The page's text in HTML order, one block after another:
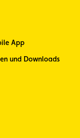
App
und Downloads